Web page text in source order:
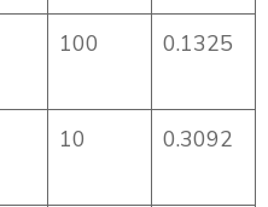
100 0.1325
10 0.3092